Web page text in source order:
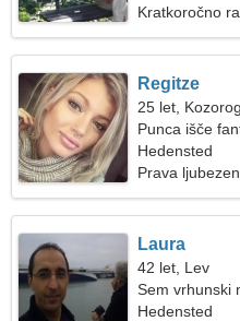
Kratkoročno
Regitze
25 let, Kozorog
Punca išče
Hedensted
Prava ljubezen
Laura
42 let, Lev
Sem vrhunski
Hedensted